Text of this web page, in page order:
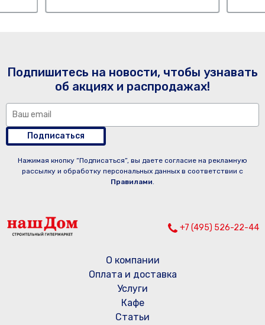
Подпишитесь на новости, чтобы узнавать
об акциях и распродажах!
Подписаться
Нажимая кнопку “Подписаться”, вы даете согласие на рекламную
рассылку и обработку персональных данных в соответствии с
Правилами.
+7 (495) 526-22-44
О компании
Оплата и доставка
Услуги
Кафе
Статьи